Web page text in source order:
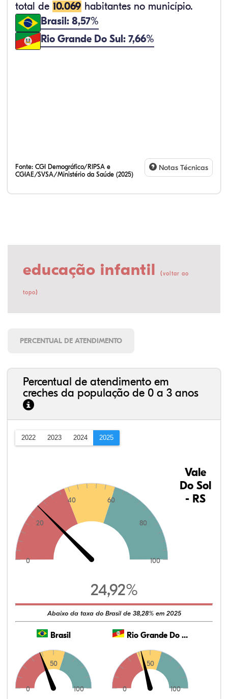
total de 10.069 habitantes no município.
Brasil: 8,57%
Rio Grande Do Sul: 7,66%
Fonte: CGI Demográfico/RIPSA e
CGIAE/SVSA/Ministério da Saúde (2025)
Notas Técnicas
educação infantil (voltar ao
topo)
PERCENTUAL DE ATENDIMENTO
Percentual de atendimento em
creches da população de 0 a 3 anos
2022 2023 2024 2025
0
20
40 60
80
100
Vale
Do Sol
- RS
24,92%
Abaixo da taxa do Brasil de 38,28% em 2025
Brasil
0
50
100
Rio Grande Do Sul
0
50
100